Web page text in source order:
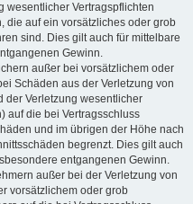
wesentlicher Vertragspflichten
die auf ein vorsätzliches oder grob
sind. Dies gilt auch für mittelbare
Gewinn.
außer bei vorsätzlichem oder
Schäden aus der Verletzung von
der Verletzung wesentlicher
auf die bei Vertragsschluss
und im übrigen der Höhe nach
begrenzt. Dies gilt auch
entgangenen Gewinn.
außer bei der Verletzung von
vorsätzlichem oder grob